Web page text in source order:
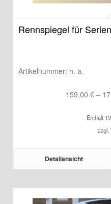
Rennspiegel für
Artikelnummer: n. a.
159,00 € –
Enthält
zzgl.
Detailansicht